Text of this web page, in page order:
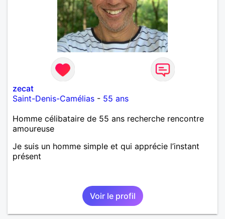
zecat
Saint-Denis-Camélias - 55 ans
Homme célibataire de 55 ans recherche rencontre
amoureuse
Je suis un homme simple et qui apprécie l’instant
présent
Voir le profil